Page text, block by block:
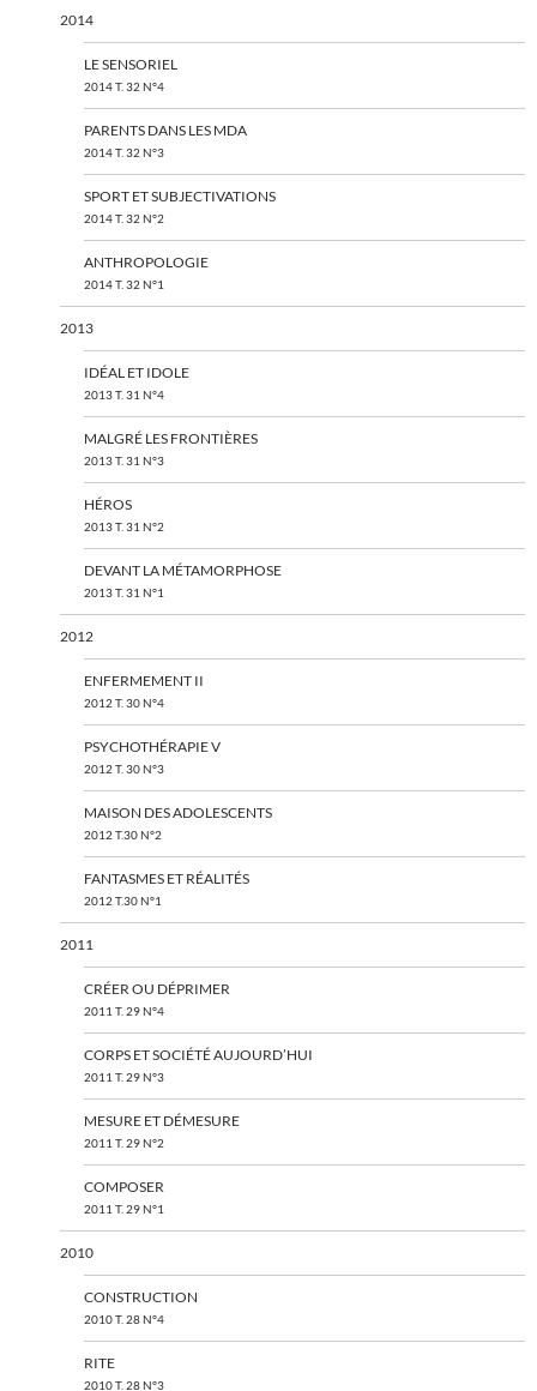
2014
LE SENSORIEL
2014 T. 32 N°4
PARENTS DANS LES MDA
2014 T. 32 N°3
SPORT ET SUBJECTIVATIONS
2014 T. 32 N°2
ANTHROPOLOGIE
2014 T. 32 N°1
2013
IDÉAL ET IDOLE
2013 T. 31 N°4
MALGRÉ LES FRONTIÈRES
2013 T. 31 N°3
HÉROS
2013 T. 31 N°2
DEVANT LA MÉTAMORPHOSE
2013 T. 31 N°1
2012
ENFERMEMENT II
2012 T. 30 N°4
PSYCHOTHÉRAPIE V
2012 T. 30 N°3
MAISON DES ADOLESCENTS
2012 T.30 N°2
FANTASMES ET RÉALITÉS
2012 T.30 N°1
2011
CRÉER OU DÉPRIMER
2011 T. 29 N°4
CORPS ET SOCIÉTÉ AUJOURD’HUI
2011 T. 29 N°3
MESURE ET DÉMESURE
2011 T. 29 N°2
COMPOSER
2011 T. 29 N°1
2010
CONSTRUCTION
2010 T. 28 N°4
RITE
2010 T. 28 N°3